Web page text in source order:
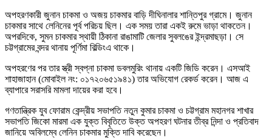
অপহরণকারী জুনান চাকমা ও অজয় চাকমার বাড়ি দীঘিনালার শান্তিপুর গ্রামে। জুনান
চাকমার সাথে লেনিনের পূর্ব পরিচয় ছিল। এক সময় তারা একই রুমে ভাড়া থাকতেন।
অপরদিকে, সুমন চাকমার স্থায়ী ঠিকানা রাঙামাটি জেলার সুবলঙের ইন্দ্রমাছড়া। সে
চট্টগ্রামের বন্দর থানায় পূর্ণিমা বিল্ডিংএ থাকে।
অপহরণের পর তার স্ত্রী স্বপ্না চাকমা ডবলমুরিং থানায় একটি জিডি করেন। এসআই
শাহাজাহান (মোবাইল নং: ০১৭২০৬৫১৯৪১) তার অভিযোগ রেকর্ড করেন। আজ এ
ব্যাপারে সরাসরি মামলা দায়ের করা হবে।
গণতান্ত্রিক যুব ফোরাম কেন্দ্রীয় সভাপতি নতুন কুমার চাকমা ও চট্টগ্রাম মহানগর শাখার
সভাপতি জিকো মারমা এক যুক্ত বিবৃতিতে উক্ত অপহরণ ঘটনার তীব্র নিন্দা ও প্রতিবাদ
জানিয়ে অবিলম্বে লেনিন চাকমার মুক্তি দাবি করেছেন।